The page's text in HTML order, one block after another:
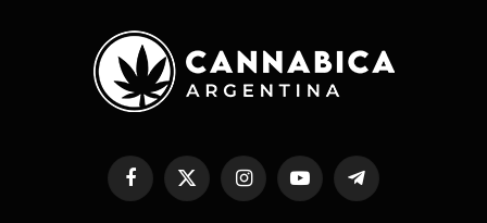
FacebookX
(Twitter)
InstagramYouTubeTelegram